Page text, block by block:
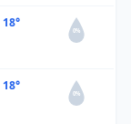
18°
0%
18°
0%